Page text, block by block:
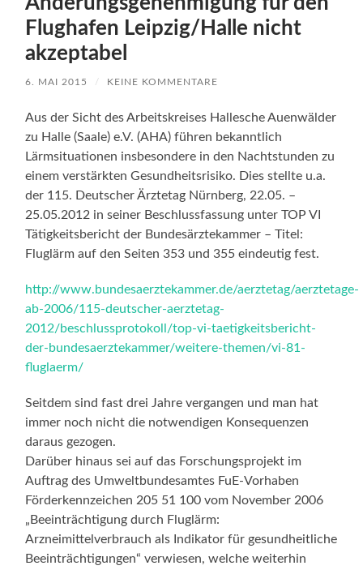
Flughafen Leipzig/Halle nicht
akzeptabel
6. MAI 2015 / KEINE KOMMENTARE
Aus der Sicht des Arbeitskreises Hallesche Auenwälder
zu Halle (Saale) e.V. (AHA) führen bekanntlich
Lärmsituationen insbesondere in den Nachtstunden zu
einem verstärkten Gesundheitsrisiko. Dies stellte u.a.
der 115. Deutscher Ärztetag Nürnberg, 22.05. –
25.05.2012 in seiner Beschlussfassung unter TOP VI
Tätigkeitsbericht der Bundesärztekammer – Titel:
Fluglärm auf den Seiten 353 und 355 eindeutig fest.
http://www.bundesaerztekammer.de/aerztetag/aerztetage-
ab-2006/115-deutscher-aerztetag-
2012/beschlussprotokoll/top-vi-taetigkeitsbericht-
der-bundesaerztekammer/weitere-themen/vi-81-
fluglaerm/
Seitdem sind fast drei Jahre vergangen und man hat
immer noch nicht die notwendigen Konsequenzen
daraus gezogen.
Darüber hinaus sei auf das Forschungsprojekt im
Auftrag des Umweltbundesamtes FuE-Vorhaben
Förderkennzeichen 205 51 100 vom November 2006
„Beeinträchtigung durch Fluglärm:
Arzneimittelverbrauch als Indikator für gesundheitliche
Beeinträchtigungen“ verwiesen, welche weiterhin